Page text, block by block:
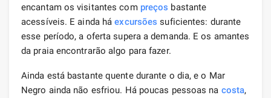
encantam os visitantes com preços bastante
acessíveis. E ainda háexcursões suficientes: durante
esse período, a oferta supera a demanda. E os amantes
da praia encontrarão algo para fazer.
Ainda está bastante quente durante o dia, e o Mar
Negro ainda não esfriou. Há poucas pessoas na costa,